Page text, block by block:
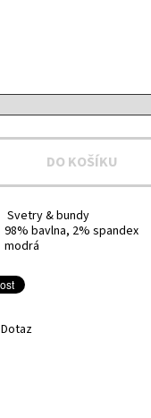
Svetry & bundy
98% bavlna, 2% spandex
modrá
Dotaz